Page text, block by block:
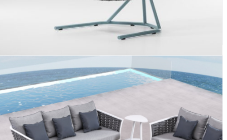
Sillón Columpio Maia